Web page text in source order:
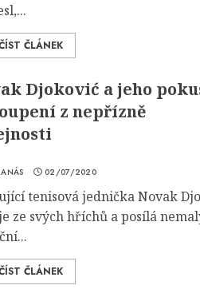
ČLÁNEK
Djoković a jeho
z nepřízně
02/07/2020
tenisová jednička Novak
ze svých hříchů a posílá
ČLÁNEK